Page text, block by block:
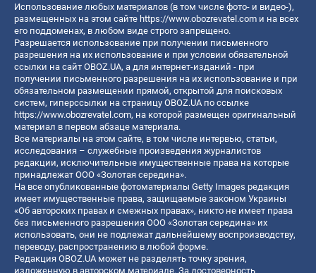
Использование любых материалов (в том числе фото- и видео-),
размещенных на этом сайте https://www.obozrevatel.com и на всех
его поддоменах, в любом виде строго запрещено.
Разрешается использование при получении письменного
разрешения на их использование и при условии обязательной
ссылки на сайт OBOZ.UA, а для интернет-изданий - при
получении письменного разрешения на их использование и при
обязательном размещении прямой, открытой для поисковых
систем, гиперссылки на страницу OBOZ.UA по ссылке
https://www.obozrevatel.com, на которой размещен оригинальный
материал в первом абзаце материала.
Все материалы на этом сайте, в том числе интервью, статьи,
исследования – служебные произведения журналистов
редакции, исключительные имущественные права на которые
принадлежат ООО «Золотая середина».
На все опубликованные фотоматериалы Getty Images редакция
имеет имущественные права, защищаемые законом Украины
«Об авторских правах и смежных правах», никто не имеет права
без письменного разрешения ООО «Золотая середина» их
использовать, они не подлежат дальнейшему воспроизводству,
переводу, распространению в любой форме.
Редакция OBOZ.UA может не разделять точку зрения,
изложенную в авторском материале. За достоверность